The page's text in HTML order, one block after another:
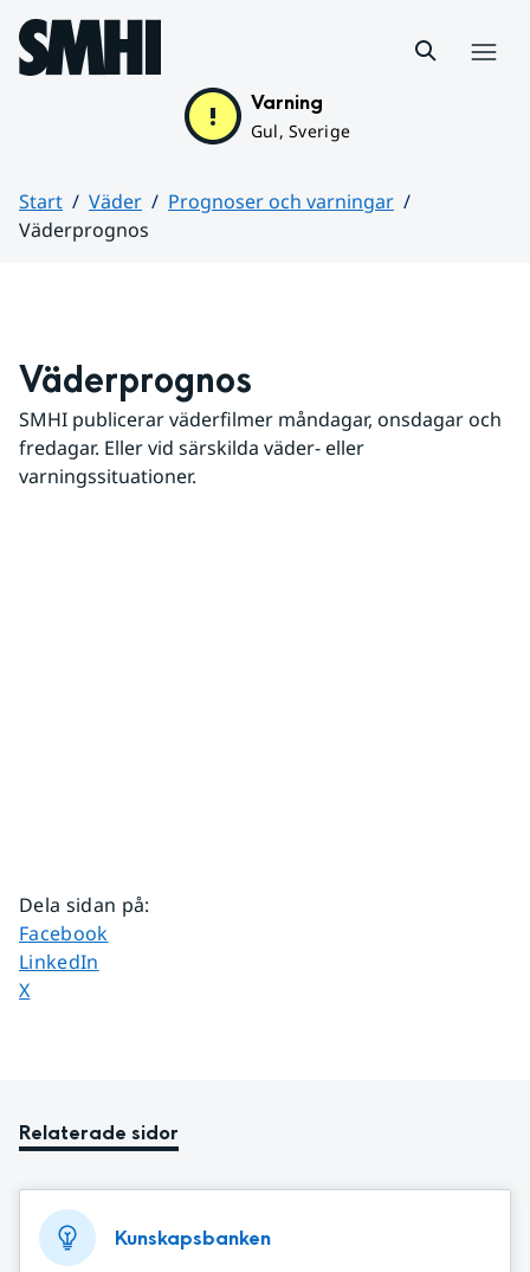
Hoppa till sidans innehåll
Varning
Gul, Sverige
Start Väder
Prognoser och varningar
Väderprognos
Väderprognos
SMHI publicerar väderfilmer måndagar, onsdagar och
fredagar. Eller vid särskilda väder- eller
varningssituationer.
Dela sidan på:
Dela sidan på
Facebook
Dela sidan på
LinkedIn
Dela sidan på
X
Relaterade sidor
Kunskapsbanken